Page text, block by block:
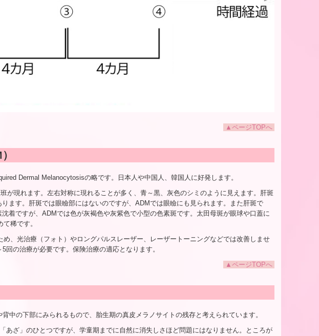
▲ページTOPへ
Dermal Melanocytosisの略です。日本人や中国人、韓国人に好発します。
が現れます。左右対称に現れることが多く、青～黒、灰色のシミのように見えます。肝斑
ます。肝斑では眼瞼部にはないのですが、ADMでは眼瞼にも見られます。また肝斑で
着ですが、ADMでは色が灰褐色や灰紫色で小型の色素斑です。太田母斑が眼球や口蓋に
稀です。
、光治療（フォト）やロングパルスレーザー、レーザートーニングなどでは改善しませ
の治療が必要です。保険治療の適応となります。
▲ページTOPへ
中の下部にみられるもので、胎生期の真皮メラノサイトの残存と考えられています。
あざ」のひとつですが、学童期までに自然に消失しさほど問題にはなりません。ところが